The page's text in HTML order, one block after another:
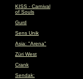
KISS - Carnival
of Souls
Gurd
Sens Unik
Asia: "Arena"
Züri West
Crank
Sendak: